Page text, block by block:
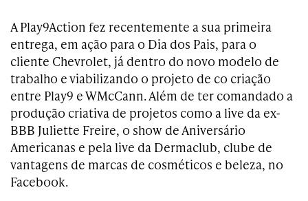
A Play9Action fez recentemente a sua primeira
entrega, em ação para o Dia dos Pais, para o
cliente Chevrolet, já dentro do novo modelo de
trabalho e viabilizando o projeto de co criação
entre Play9 e WMcCann. Além de ter comandado a
produção criativa de projetos como a live da ex-
BBB Juliette Freire, o show de Aniversário
Americanas e pela live da Dermaclub, clube de
vantagens de marcas de cosméticos e beleza, no
Facebook.